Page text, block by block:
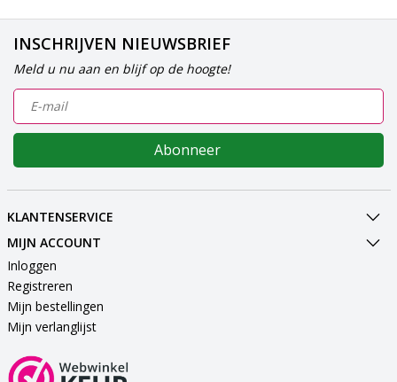
INSCHRIJVEN NIEUWSBRIEF
Meld u nu aan en blijf op de hoogte!
Abonneer
KLANTENSERVICE
MIJN ACCOUNT
Inloggen
Registreren
Mijn bestellingen
Mijn verlanglijst